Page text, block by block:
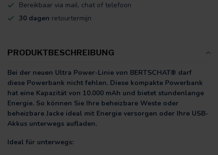
Bereikbaar via mail, chat of telefoon
30 dagen retourtermijn
PRODUKTBESCHREIBUNG
Bei der neuen Ultra Power-Linie von BERTSCHAT® darf
diese Powerbank nicht fehlen. Diese kompakte Powerbank
hat eine Kapazität von 10.000 mAh und bietet stundenlange
Energie. So können Sie Ihre beheizbare Weste oder
beheizbare Jacke ideal mit Energie versorgen oder Ihre USB-
Akkus unterwegs aufladen.
Ideal für unterwegs: